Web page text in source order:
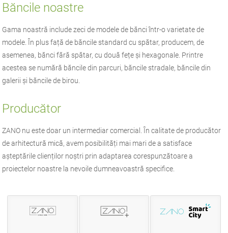
Băncile noastre
Gama noastră include zeci de modele de bănci într-o varietate de
modele. În plus față de băncile standard cu spătar, producem, de
asemenea, bănci fără spătar, cu două fețe și hexagonale. Printre
acestea se numără băncile din parcuri, băncile stradale, băncile din
galerii și băncile de birou.
Producător
ZANO nu este doar un intermediar comercial. În calitate de producător
dearhitectură mică, avem posibilități mai mari de a satisface
așteptările clienților noștri prin adaptarea corespunzătoare a
proiectelor noastre la nevoile dumneavoastră specifice.